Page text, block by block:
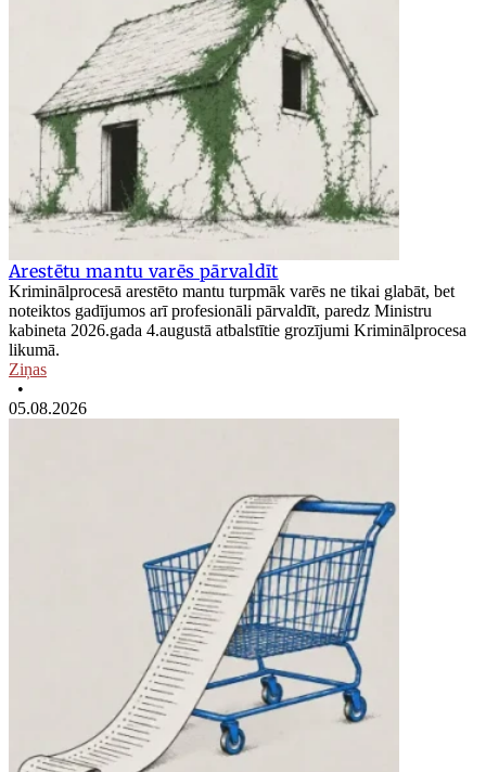
Arestētu mantu varēs pārvaldīt
Kriminālprocesā arestēto mantu turpmāk varēs ne tikai glabāt, bet
noteiktos gadījumos arī profesionāli pārvaldīt, paredz Ministru
kabineta 2026.gada 4.augustā atbalstītie grozījumi Kriminālprocesa
likumā.
Ziņas
•
05.08.2026